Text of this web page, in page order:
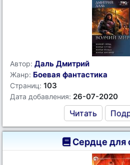
Автор: Даль Дмитрий
Жанр: Боевая фантастика
Страниц: 103
Дата добавления: 26-07-2020
Читать
Сердце для